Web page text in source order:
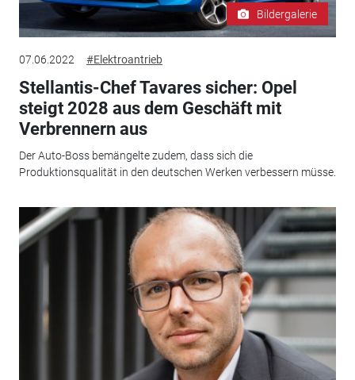
Bildergalerie
07.06.2022 #Elektroantrieb
Stellantis-Chef Tavares sicher: Opel
steigt 2028 aus dem Geschäft mit
Verbrennern aus
Der Auto-Boss bemängelte zudem, dass sich die
Produktionsqualität in den deutschen Werken verbessern müsse.